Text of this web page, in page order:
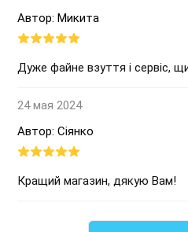
Автор: Микита
Дуже файне взуття і сервіс,
24 мая 2024
Автор: Сіянко
Кращий магазин, дякую Вам!